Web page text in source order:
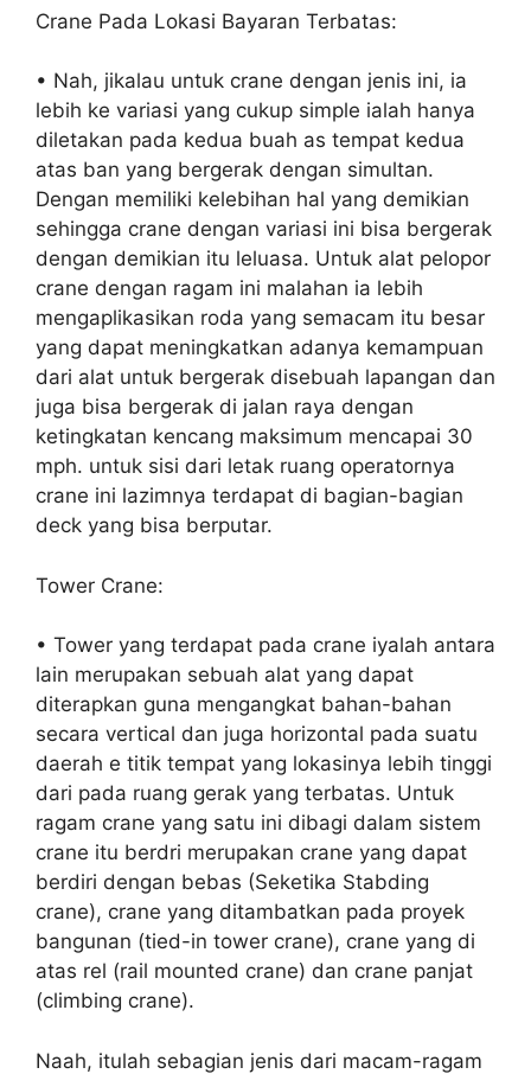
Crane Pada Lokasi Bayaran Terbatas:
• Nah, jikalau untuk crane dengan jenis ini, ia
lebih ke variasi yang cukup simple ialah hanya
diletakan pada kedua buah as tempat kedua
atas ban yang bergerak dengan simultan.
Dengan memiliki kelebihan hal yang demikian
sehingga crane dengan variasi ini bisa bergerak
dengan demikian itu leluasa. Untuk alat pelopor
crane dengan ragam ini malahan ia lebih
mengaplikasikan roda yang semacam itu besar
yang dapat meningkatkan adanya kemampuan
dari alat untuk bergerak disebuah lapangan dan
juga bisa bergerak di jalan raya dengan
ketingkatan kencang maksimum mencapai 30
mph. untuk sisi dari letak ruang operatornya
crane ini lazimnya terdapat di bagian-bagian
deck yang bisa berputar.
Tower Crane:
• Tower yang terdapat pada crane iyalah antara
lain merupakan sebuah alat yang dapat
diterapkan guna mengangkat bahan-bahan
secara vertical dan juga horizontal pada suatu
daerah e titik tempat yang lokasinya lebih tinggi
dari pada ruang gerak yang terbatas. Untuk
ragam crane yang satu ini dibagi dalam sistem
crane itu berdri merupakan crane yang dapat
berdiri dengan bebas (Seketika Stabding
crane), crane yang ditambatkan pada proyek
bangunan (tied-in tower crane), crane yang di
atas rel (rail mounted crane) dan crane panjat
(climbing crane).
Naah, itulah sebagian jenis dari macam-ragam